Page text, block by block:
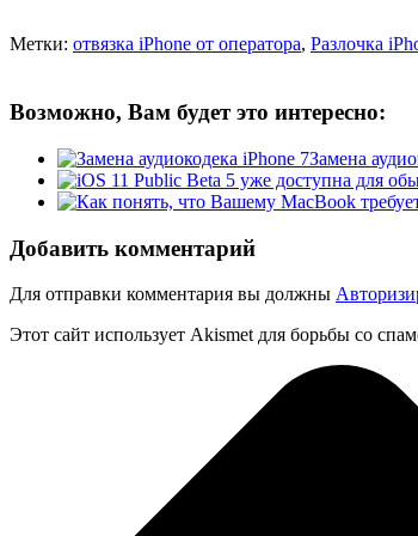
Метки: отвязка iPhone от оператора, Разлочка
Возможно, Вам будет это интересно:
Замена
Добавить комментарий
Для отправки комментария вы должны
Этот сайт использует Akismet для борьбы со